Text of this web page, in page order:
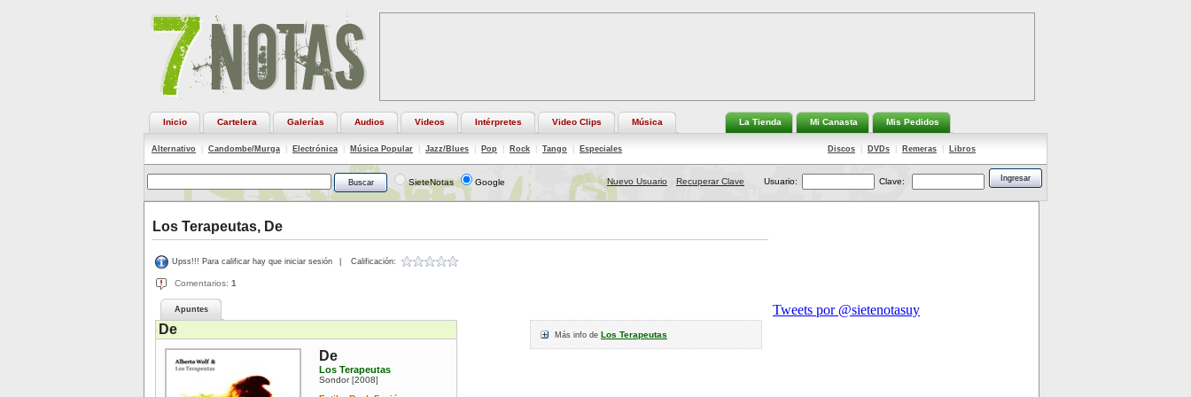
Inicio Cartelera Galerías Audios Videos Intérpretes Video Clips Música La Tienda Mi Canasta Mis Pedidos
Alternativo Candombe/Murga Electrónica Música Popular Jazz/Blues Pop Rock Tango Especiales Discos DVDs Remeras Libros
SieteNotas Google Nuevo Usuario Recuperar Clave Usuario: Clave:
Los Terapeutas, De
Upss!!! Para calificar hay que iniciar sesión Calificación:
Comentarios: 1
Apuntes
Más info de Los Terapeutas
De
De
Los Terapeutas
Sondor[2008]